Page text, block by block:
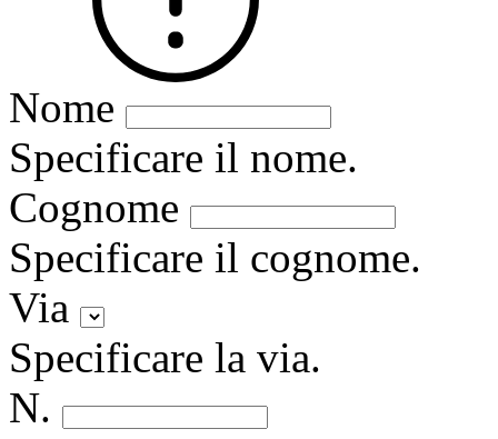
Nome
Specificare il nome.
Cognome
Specificare il cognome.
Via
Specificare la via.
N.